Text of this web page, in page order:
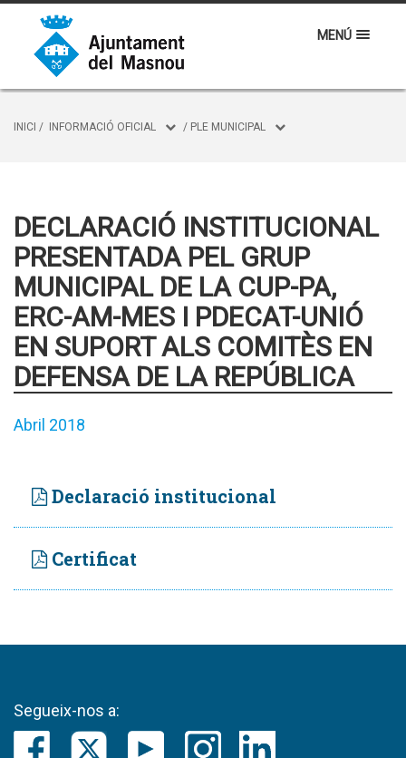
MENÚ
INICI / INFORMACIÓ OFICIAL / PLE MUNICIPAL
DECLARACIÓ INSTITUCIONAL
PRESENTADA PEL GRUP
MUNICIPAL DE LA CUP-PA,
ERC-AM-MES I PDECAT-UNIÓ
EN SUPORT ALS COMITÈS EN
DEFENSA DE LA REPÚBLICA
Abril 2018
Declaració institucional
Certificat
Segueix-nos a: